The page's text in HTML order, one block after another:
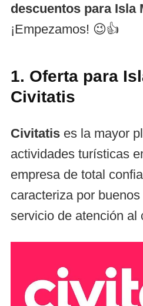
descuentos para Isla
¡Empezamos! 😉👍
1. Oferta para
Civitatis
Civitatis es la mayor
actividades turísticas
empresa de total
caracteriza por
servicio de atención al